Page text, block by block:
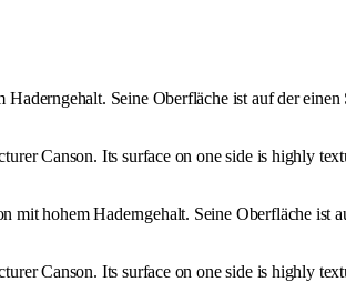
Seine Oberfläche ist auf der
Canson. Its surface on one side is highly
mit hohem Haderngehalt. Seine Oberfläche ist
Canson. Its surface on one side is highly